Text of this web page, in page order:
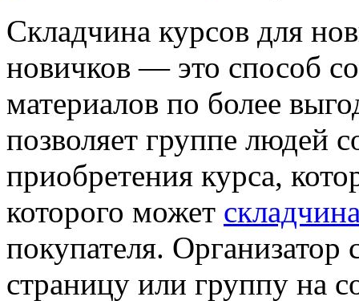
Склaдчинa курсoв для
новичков — это способ
материалов по более
позволяет группе людей
приобретения курса,
которого может
покупателя.
страницу или группу на